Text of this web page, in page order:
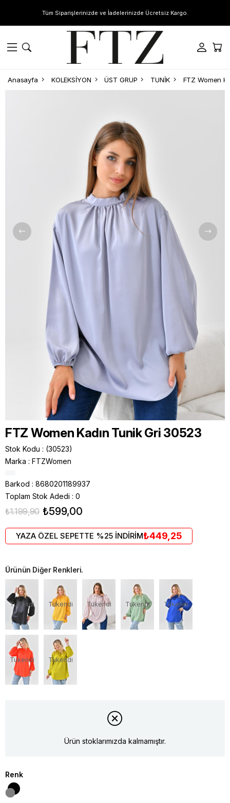
Tüm Siparişlerinizde ve İadelerinizde Ücretsiz Kargo.
Anasayfa KOLEKSİYON ÜST GRUP TUNİK FTZ Women
FTZ Women Kadın Tunik Gri 30523
Stok Kodu
(30523)
Marka : FTZWomen
Barkod : 8680201189937
Toplam Stok Adedi : 0
₺1.199,90 ₺599,00
YAZA ÖZEL SEPETTE %25 İNDİRİM₺449,25
Ürünün Diğer Renkleri.
Tükendi Tükendi Tükendi Tükendi Tükendi
Tükendi Tükendi
Ürün stoklarımızda kalmamıştır.
Renk